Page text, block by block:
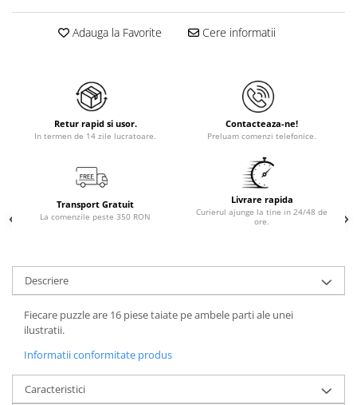
Adauga la Favorite Cere informatii
Retur rapid si usor.
In termen de 14 zile lucratoare.
Contacteaza-ne!
Preluam comenzi telefonice.
Transport Gratuit
La comenzile peste 350 RON
Livrare rapida
Curierul ajunge la tine in 24/48 de
ore.
Descriere
Fiecare puzzle are 16 piese taiate pe ambele parti ale unei
ilustratii.
Informatii conformitate produs
Caracteristici